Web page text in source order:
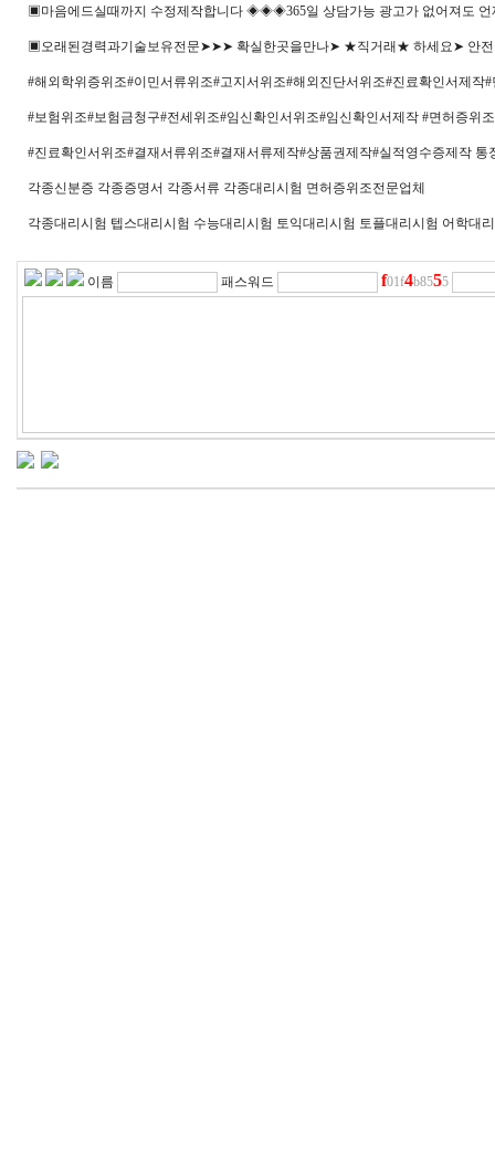
▣마음에드실때까지 수정제작합니다 ◈◈◈365일 상담가능 광고가 없어져도 언
▣오래된경력과기술보유전문➤➤➤ 확실한곳을만나➤ ★직거래★ 하세요➤ 안전
#해외학위증위조#이민서류위조#고지서위조#해외진단서위조#진료확인서제작
#보험위조#보험금청구#전세위조#임신확인서위조#임신확인서제작 #면허증위
#진료확인서위조#결재서류위조#결재서류제작#상품권제작#실적영수증제작 통
각종신분증 각종증명서 각종서류 각종대리시험 면허증위조전문업체
각종대리시험 텝스대리시험 수능대리시험 토익대리시험 토플대리시험 어학대
이름 패스워드 f01f4b8555